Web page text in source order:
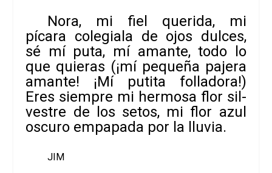
Nora, mi fiel que­rida, mi
pícara cole­giala de ojos dul­ces,
sé mí puta, mí amante, todo lo
que quie­ras (¡mí pequeña pajera
amante! ¡Mí putita folla­dora!)
Eres siem­pre mi her­mosa flor sil­
ves­tre de los setos, mi flor azul
oscuro empa­pada por la lluvia.
JIM